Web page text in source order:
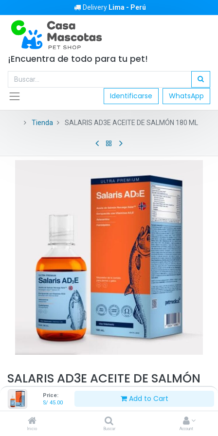
Price:
S/ 45.00 Add to Cart
Inicio Buscar Account
Delivery Lima - Perú
¡Encuentra de todo para tu pet!
Identificarse WhatsApp
Tienda SALARIS AD3E ACEITE DE SALMÓN 180 ML
SALARIS AD3E ACEITE DE SALMÓN
180 ML
45.00